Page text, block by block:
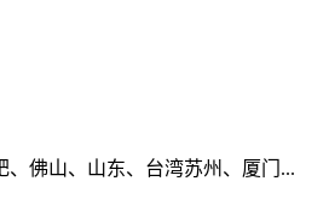
佛山、山东、台湾苏州、厦门...